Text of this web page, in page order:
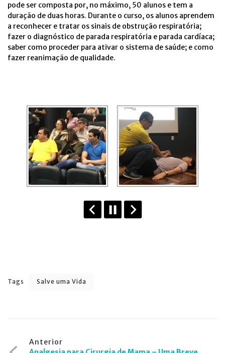
pode ser composta por, no máximo, 50 alunos e tem a
duração de duas horas. Durante o curso, os alunos aprendem
a reconhecer e tratar os sinais de obstrução respiratória;
fazer o diagnóstico de parada respiratória e parada cardíaca;
saber como proceder para ativar o sistema de saúde; e como
fazer reanimação de qualidade.
Tags Salve uma Vida
Navegação
Anterior